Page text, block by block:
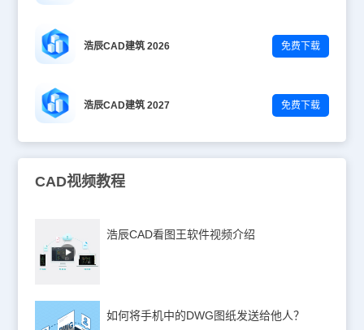
浩辰CAD建筑 2026 免费下载
浩辰CAD建筑 2027 免费下载
CAD视频教程
浩辰CAD看图王软件视频介绍
如何将手机中的DWG图纸发送给他人？